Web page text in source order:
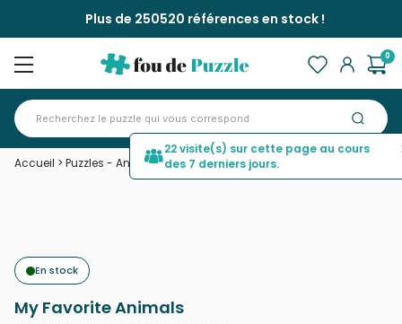
Plus de 250520 références en stock !
0
Accueil > Puzzles - Animaux sauvages>My Favorite Animals
En stock
My Favorite Animals
22 visite(s) sur cette page au cours
des 7 derniers jours.